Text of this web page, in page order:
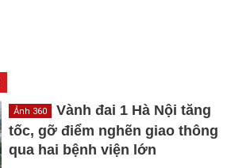
Ảnh 360
Vành đai 1 Hà Nội tăng
tốc, gỡ điểm nghẽn giao thông
qua hai bệnh viện lớn